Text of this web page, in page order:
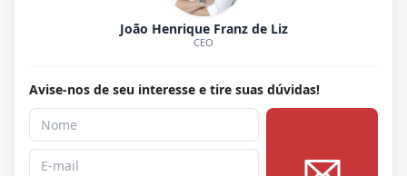
João Henrique Franz de Liz
CEO
Avise-nos de seu interesse e tire suas dúvidas!